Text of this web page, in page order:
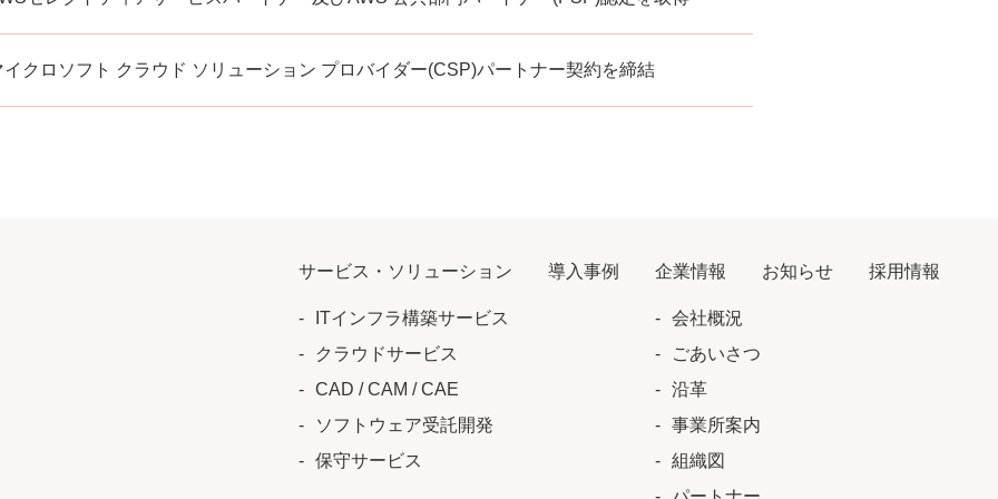
イクロソフト クラウド ソリューション プロバイダー(CSP)パートナー契約を締結
サービス・ソリューション
ITインフラ構築サービス
クラウドサービス
CAD / CAM / CAE
ソフトウェア受託開発
保守サービス
導入事例 企業情報
会社概況
ごあいさつ
沿革
事業所案内
組織図
お知らせ 採用情報